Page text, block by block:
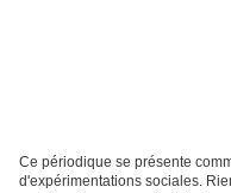
Ce périodique se présente
d'expérimentations sociales.